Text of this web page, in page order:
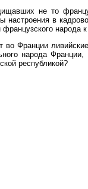
не то
настроения в
народа
во Франции
народа Франции,
республикой?